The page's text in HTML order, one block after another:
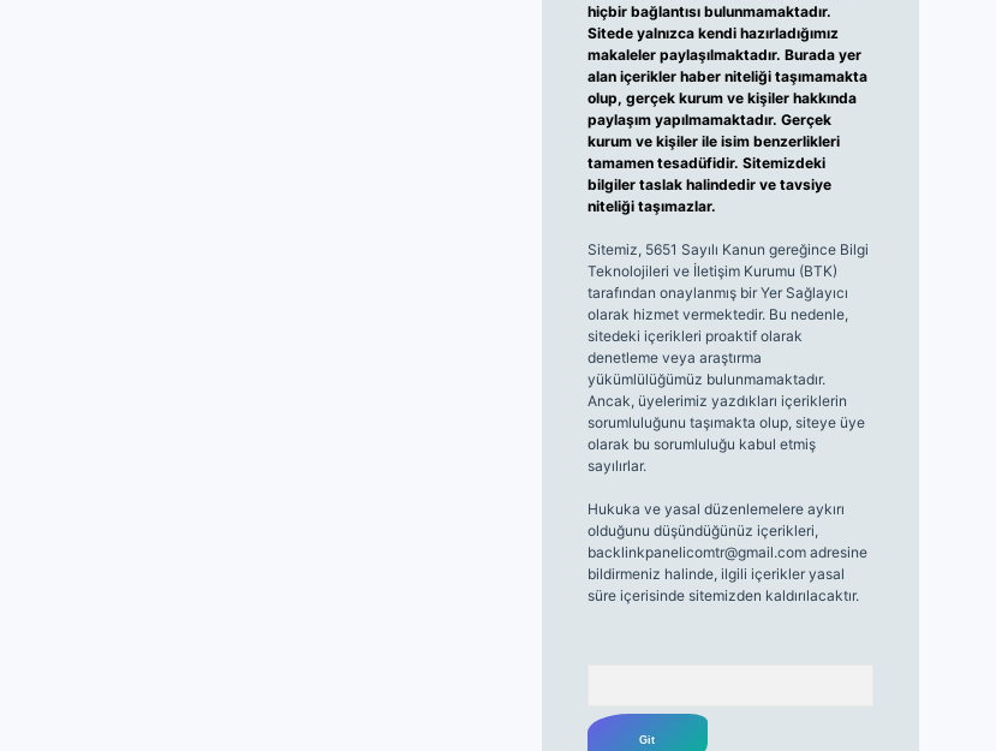
hiçbir bağlantısı bulunmamaktadır.
Sitede yalnızca kendi hazırladığımız
makaleler paylaşılmaktadır. Burada yer
alan içerikler haber niteliği taşımamakta
olup, gerçek kurum ve kişiler hakkında
paylaşım yapılmamaktadır. Gerçek
kurum ve kişiler ile isim benzerlikleri
tamamen tesadüfidir. Sitemizdeki
bilgiler taslak halindedir ve tavsiye
niteliği taşımazlar.
Sitemiz, 5651 Sayılı Kanun gereğince Bilgi
Teknolojileri ve İletişim Kurumu (BTK)
tarafından onaylanmış bir Yer Sağlayıcı
olarak hizmet vermektedir. Bu nedenle,
sitedeki içerikleri proaktif olarak
denetleme veya araştırma
yükümlülüğümüz bulunmamaktadır.
Ancak, üyelerimiz yazdıkları içeriklerin
sorumluluğunu taşımakta olup, siteye üye
olarak bu sorumluluğu kabul etmiş
sayılırlar.
Hukuka ve yasal düzenlemelere aykırı
olduğunu düşündüğünüz içerikleri,
backlinkpanelicomtr@gmail.comadresine
bildirmeniz halinde, ilgili içerikler yasal
süre içerisinde sitemizden kaldırılacaktır.